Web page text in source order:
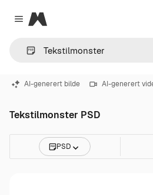
Close menu
Magnific
AI-generert bilde AI-generert
Tekstilmonster PSD
PSD